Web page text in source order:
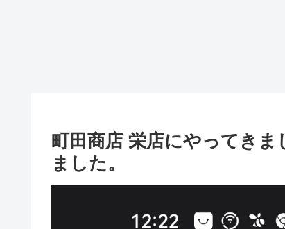
町田商店 栄店にやってき
ました。